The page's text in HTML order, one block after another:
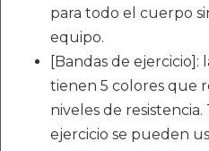
para todo el cuerpo
equipo.
[Bandas de ejercicio]:
tienen 5 colores que
niveles de resistencia.
ejercicio se pueden